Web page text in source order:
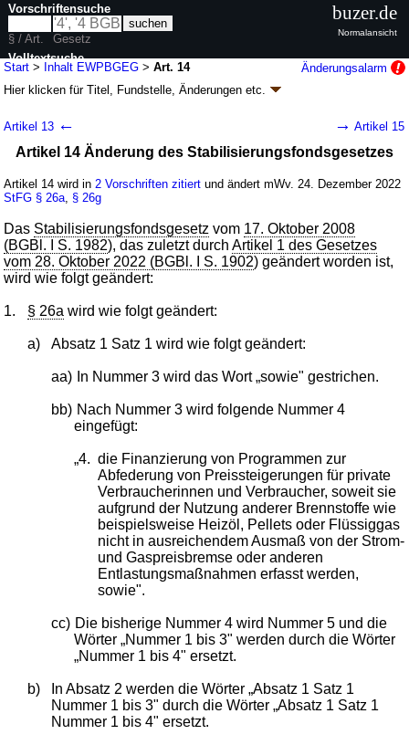
Start > Inhalt EWPBGEG >Art. 14
Änderungsalarm
Hier klicken fürTitel, Fundstelle, Änderungen etc.
Preisbremsen für leitungsgebundenes Erdgas
und Wärme und zur Änderung weiterer
Vorschriften (EWPBGEG
)
G. v. 20.12.2022BGBl. I S. 2560
15 Änderungen | Drucksachen / Entwurf / Begründung |
wird in 14 Vorschriften zitiert
Artikel 13 ← → Artikel 15
Artikel 14 Änderung des Stabilisierungsfondsgesetzes
Artikel 14 wird in 2 Vorschriften zitiert und ändert mWv. 24. Dezember 2022
StFG § 26a § 26g
Das Stabilisierungsfondsgesetz vom 17. Oktober 2008
(BGBl. I S. 1982), das zuletzt durchArtikel 1 des Gesetzes
vom 28. Oktober 2022 (BGBl. I S. 1902) geändert worden ist,
wird wie folgt geändert:
1. § 26a wird wie folgt geändert:
a) Absatz 1 Satz 1 wird wie folgt geändert:
aa) In Nummer 3 wird das Wort „sowie" gestrichen.
bb) Nach Nummer 3 wird folgende Nummer 4
eingefügt:
„4. die Finanzierung von Programmen zur
Abfederung von Preissteigerungen für private
Verbraucherinnen und Verbraucher, soweit sie
aufgrund der Nutzung anderer Brennstoffe wie
beispielsweise Heizöl, Pellets oder Flüssiggas
nicht in ausreichendem Ausmaß von der Strom-
und Gaspreisbremse oder anderen
Entlastungsmaßnahmen erfasst werden,
sowie".
cc) Die bisherige Nummer 4 wird Nummer 5 und die
Wörter „Nummer 1 bis 3" werden durch die Wörter
„Nummer 1 bis 4" ersetzt.
b)
In Absatz 2 werden die Wörter „Absatz 1 Satz 1
Nummer 1 bis 3" durch die Wörter „Absatz 1 Satz 1
Nummer 1 bis 4" ersetzt.
Vorschriftensuche
§ / Art.
Gesetz
Volltextsuche
nur in EWPBGEG
buzer.de
Normalansicht